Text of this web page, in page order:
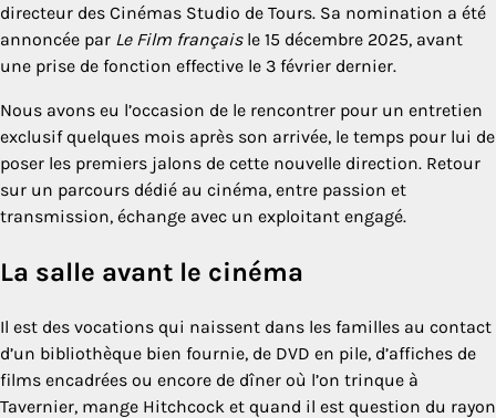
directeur des Cinémas Studio de Tours. Sa nomination a été
annoncée par Le Film françaisle 15 décembre 2025, avant
une prise de fonction effective le 3 février dernier.
Nous avons eu l’occasion de le rencontrer pour un entretien
exclusif quelques mois après son arrivée, le temps pour lui de
poser les premiers jalons de cette nouvelle direction. Retour
sur un parcours dédié au cinéma, entre passion et
transmission, échange avec un exploitant engagé.
La salle avant le cinéma
Il est des vocations qui naissent dans les familles au contact
d’un bibliothèque bien fournie, de DVD en pile, d’affiches de
films encadrées ou encore de dîner où l’on trinque à
Tavernier, mange Hitchcock et quand il est question du rayon